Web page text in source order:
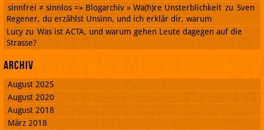
sinnfrei ≠ sinnlos =» Blogarchiv » Wa(h)re Unsterblichkeit zu Sven
Regener, du erzählst Unsinn, und ich erklär dir, warum
Lucy zu Was ist ACTA, und warum gehen Leute dagegen auf die
Strasse?
Archiv
August 2025
August 2020
August 2018
März 2018